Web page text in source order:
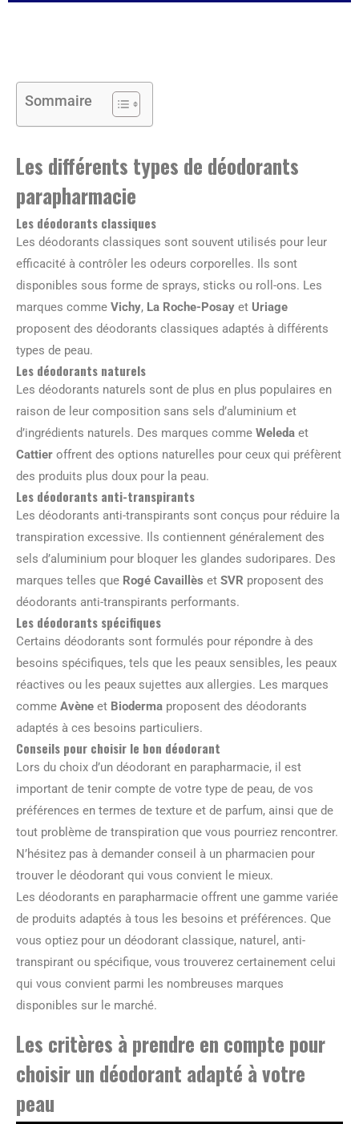
Sommaire
Les différents types de déodorants
parapharmacie
Les déodorants classiques
Les déodorants classiques sont souvent utilisés pour leur
efficacité à contrôler les odeurs corporelles. Ils sont
disponibles sous forme de sprays, sticks ou roll-ons. Les
marques comme Vichy, La Roche-Posay et Uriage
proposent des déodorants classiques adaptés à différents
types de peau.
Les déodorants naturels
Les déodorants naturels sont de plus en plus populaires en
raison de leur composition sans sels d’aluminium et
d’ingrédients naturels. Des marques comme Weleda et
Cattier offrent des options naturelles pour ceux qui préfèrent
des produits plus doux pour la peau.
Les déodorants anti-transpirants
Les déodorants anti-transpirants sont conçus pour réduire la
transpiration excessive. Ils contiennent généralement des
sels d’aluminium pour bloquer les glandes sudoripares. Des
marques telles que Rogé Cavaillès et SVR proposent des
déodorants anti-transpirants performants.
Les déodorants spécifiques
Certains déodorants sont formulés pour répondre à des
besoins spécifiques, tels que les peaux sensibles, les peaux
réactives ou les peaux sujettes aux allergies. Les marques
comme Avène et Bioderma proposent des déodorants
adaptés à ces besoins particuliers.
Conseils pour choisir le bon déodorant
Lors du choix d’un déodorant en parapharmacie, il est
important de tenir compte de votre type de peau, de vos
préférences en termes de texture et de parfum, ainsi que de
tout problème de transpiration que vous pourriez rencontrer.
N’hésitez pas à demander conseil à un pharmacien pour
trouver le déodorant qui vous convient le mieux.
Les déodorants en parapharmacie offrent une gamme variée
de produits adaptés à tous les besoins et préférences. Que
vous optiez pour un déodorant classique, naturel, anti-
transpirant ou spécifique, vous trouverez certainement celui
qui vous convient parmi les nombreuses marques
disponibles sur le marché.
Les critères à prendre en compte pour
choisir un déodorant adapté à votre
peau